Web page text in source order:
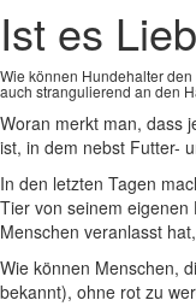
Ist es
Wie können Hundehalter
auch strangulierend an den
Woran merkt man, dass
ist, in dem nebst Futter-
In den letzten Tagen
Tier von seinem
Menschen veranlasst
Wie können Menschen,
bekannt), ohne rot zu